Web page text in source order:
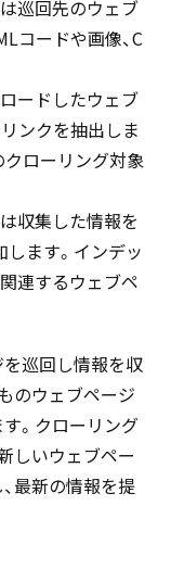
巡回先のウェブ
コードや画像、C
ードしたウェブ
ンクを抽出しま
クローリング対象
収集した情報を
ます。インデッ
連するウェブペ
巡回し情報を収
のウェブページ
。クローリング
しいウェブペー
最新の情報を提